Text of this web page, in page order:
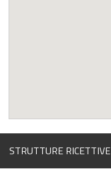
STRUTTURE RICETTIVE